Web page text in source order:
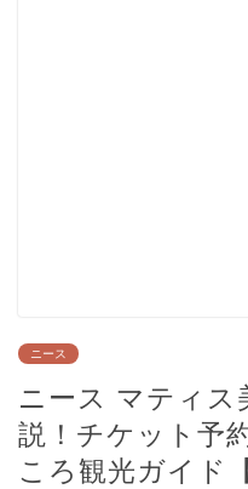
ニース
ニース マティス
説！チケット予
ころ観光ガイド